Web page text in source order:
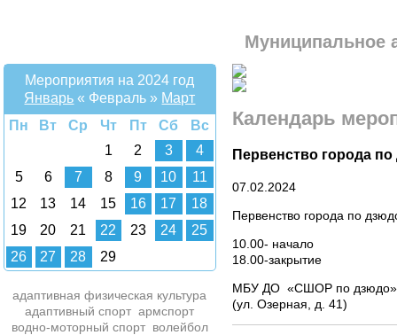
Муниципальное
Мероприятия на 2024 год
Январь « Февраль » Март
Пн
Вт Ср Чт Пт Сб
Вс
1
2 3
4
5
6 7 8 9 10
11
12
13 14 15 16 17
18
19
20 21 22 23 24
25
26
27 28 29
адаптивная физическая культура
адаптивный спорт армспорт
водно-моторный спорт волейбол
Календарь
Первенство города
07.02.2024
Первенство города по
10.00- начало
18.00-закрытие
МБУ ДО «СШОР по дзюдо»
(ул. Озерная, д. 41)